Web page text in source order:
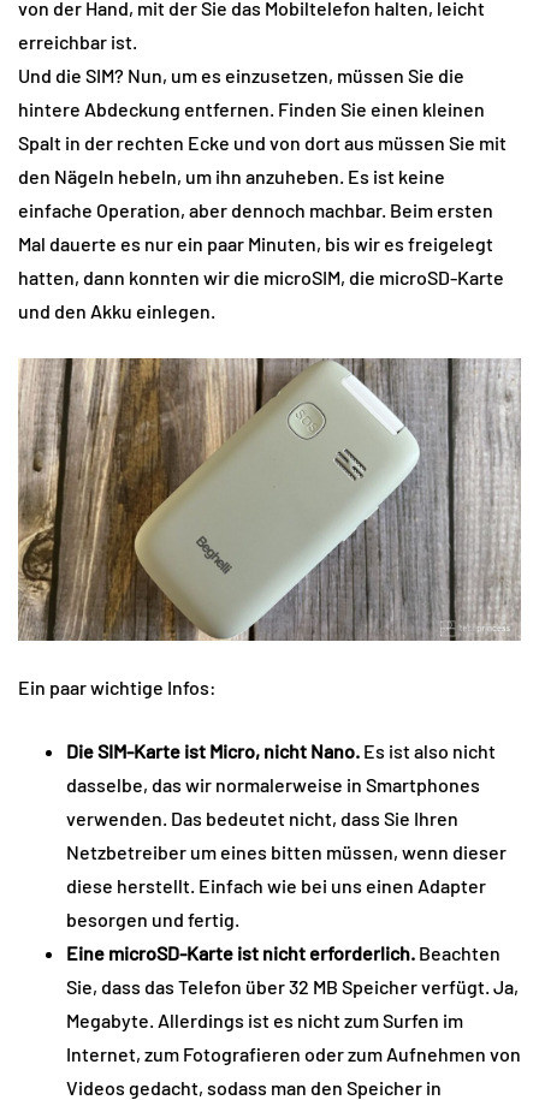
von der Hand, mit der Sie das Mobiltelefon halten, leicht
erreichbar ist.
Und die SIM? Nun, um es einzusetzen, müssen Sie die
hintere Abdeckung entfernen. Finden Sie einen kleinen
Spalt in der rechten Ecke und von dort aus müssen Sie mit
den Nägeln hebeln, um ihn anzuheben. Es ist keine
einfache Operation, aber dennoch machbar. Beim ersten
Mal dauerte es nur ein paar Minuten, bis wir es freigelegt
hatten, dann konnten wir die microSIM, die microSD-Karte
und den Akku einlegen.
Ein paar wichtige Infos:
Die SIM-Karte ist Micro, nicht Nano. Es ist also nicht
dasselbe, das wir normalerweise in Smartphones
verwenden. Das bedeutet nicht, dass Sie Ihren
Netzbetreiber um eines bitten müssen, wenn dieser
diese herstellt. Einfach wie bei uns einen Adapter
besorgen und fertig.
Eine microSD-Karte ist nicht erforderlich. Beachten
Sie, dass das Telefon über 32 MB Speicher verfügt. Ja,
Megabyte. Allerdings ist es nicht zum Surfen im
Internet, zum Fotografieren oder zum Aufnehmen von
Videos gedacht, sodass man den Speicher in